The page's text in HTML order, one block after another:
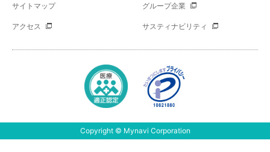
サイトマップ グループ企業
アクセス サスティナビリティ
Copyright © Mynavi Corporation